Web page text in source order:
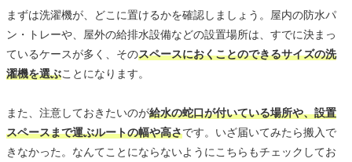
まずは洗濯機が、どこに置けるかを確認しましょう。屋内の防水パ
ン・トレーや、屋外の給排水設備などの設置場所は、すでに決まっ
ているケースが多く、そのスペースにおくことのできるサイズの洗
濯機を選ぶことになります。
また、注意しておきたいのが給水の蛇口が付いている場所や、設置
スペースまで運ぶルートの幅や高さです。いざ届いてみたら搬入で
きなかった。なんてことにならないようにこちらもチェックしてお